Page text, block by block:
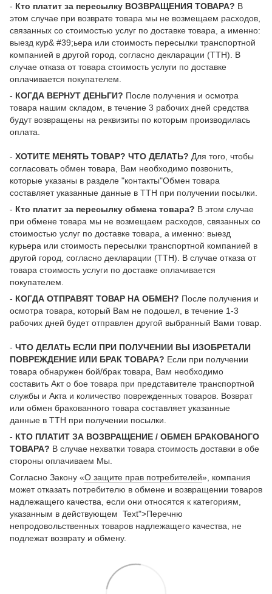
- Кто платит за пересылку ВОЗВРАЩЕНИЯ ТОВАРА? В
этом случае при возврате товара мы не возмещаем расходов,
связанных со стоимостью услуг по доставке товара, а именно:
выезд кур& #39;ьера или стоимость пересылки транспортной
компанией в другой город, согласно декларации (ТТН). В
случае отказа от товара стоимость услуги по доставке
оплачивается покупателем.
- КОГДА ВЕРНУТ ДЕНЬГИ? После получения и осмотра
товара нашим складом, в течение 3 рабочих дней средства
будут возвращены на реквизиты по которым производилась
оплата.
- ХОТИТЕ МЕНЯТЬ ТОВАР? ЧТО ДЕЛАТЬ? Для того, чтобы
согласовать обмен товара, Вам необходимо позвонить,
которые указаны в разделе "контакты"Обмен товара
составляет указанные данные в ТТН при получении посылки.
- Кто платит за пересылку обмена товара? В этом случае
при обмене товара мы не возмещаем расходов, связанных со
стоимостью услуг по доставке товара, а именно: выезд
курьера или стоимость пересылки транспортной компанией в
другой город, согласно декларации (ТТН). В случае отказа от
товара стоимость услуги по доставке оплачивается
покупателем.
- КОГДА ОТПРАВЯТ ТОВАР НА ОБМЕН? После получения и
осмотра товара, который Вам не подошел, в течение 1-3
рабочих дней будет отправлен другой выбранный Вами товар.
- ЧТО ДЕЛАТЬ ЕСЛИ ПРИ ПОЛУЧЕНИИ ВЫ ИЗОБРЕТАЛИ
ПОВРЕЖДЕНИЕ ИЛИ БРАК ТОВАРА? Если при получении
товара обнаружен бой/брак товара, Вам необходимо
составить Акт о бое товара при представителе транспортной
службы и Акта и количество поврежденных товаров. Возврат
или обмен бракованного товара составляет указанные
данные в ТТН при получении посылки.
- КТО ПЛАТИТ ЗА ВОЗВРАЩЕНИЕ / ОБМЕН БРАКОВАНОГО
ТОВАРА? В случае нехватки товара стоимость доставки в обе
стороны оплачиваем Мы.
Согласно Закону «О защите прав потребителей», компания
может отказать потребителю в обмене и возвращении товаров
надлежащего качества, если они относятся к категориям,
указанным в действующем Text">Перечню
непродовольственных товаров надлежащего качества, не
подлежат возврату и обмену.